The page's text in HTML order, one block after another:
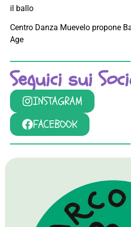
il ballo
Centro Danza Muevelo propone
Age
Seguici sui
INSTAGRAM
FACEBOOK